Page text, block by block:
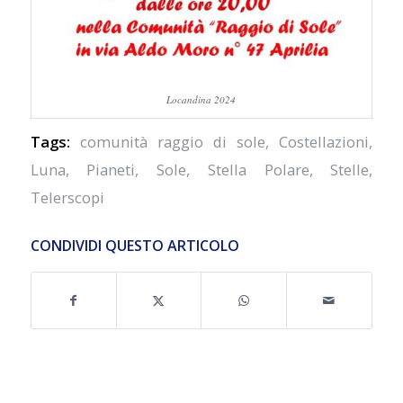
Locandina 2024
Tags: comunità raggio di sole,Costellazioni,
Luna, Pianeti,Sole, Stella Polare,Stelle,
Telerscopi
CONDIVIDI QUESTO ARTICOLO